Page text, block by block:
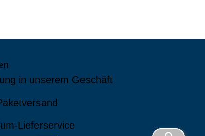
in unserem Geschäft
Lieferservice